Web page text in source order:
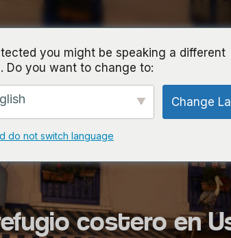
costero en
you might be speaking a different
Do you want to change to:
Change
do not switch language